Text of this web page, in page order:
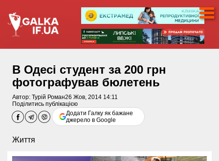
В Одесі студент за 200 грн
фотографував бюлетень
Автор: Турій Роман26 Жов, 2014 14:11
Поділитись публікацією
Додати Галку як бажане
джерело в Google
Життя